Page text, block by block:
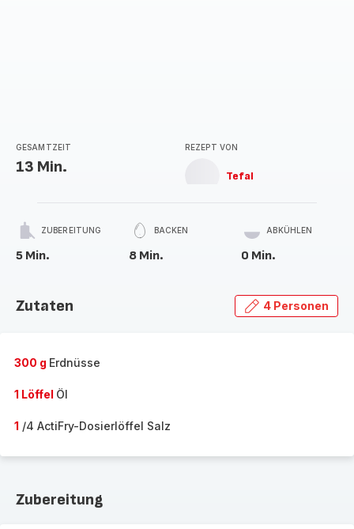
GESAMTZEIT
13 Min.
REZEPT VON
Tefal
ZUBEREITUNG
5 Min.
BACKEN
8 Min.
ABKÜHLEN
0 Min.
Zutaten 4 Personen
300 g Erdnüsse
1 Löffel Öl
1 /4 ActiFry-Dosierlöffel Salz
Zubereitung